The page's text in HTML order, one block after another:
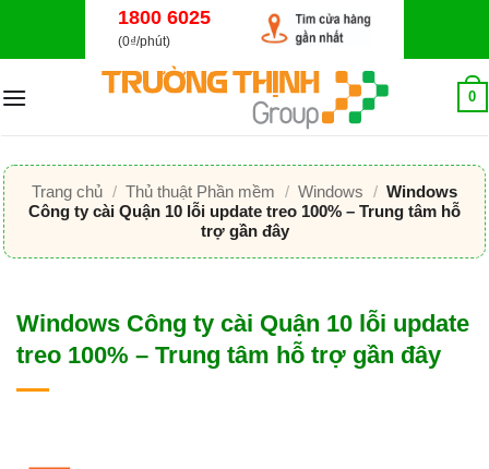
dung
1800 6025
(0₫/phút)
0
Trang chủ / Thủ thuật Phần mềm / Windows / Windows
Công ty cài Quận 10 lỗi update treo 100% – Trung tâm hỗ
trợ gần đây
Windows Công ty cài Quận 10 lỗi update
treo 100% – Trung tâm hỗ trợ gần đây